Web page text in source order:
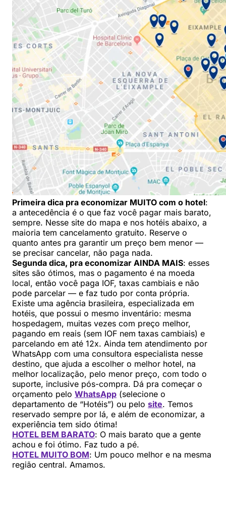
Primeira dica pra economizar MUITO com o hotel:
a antecedência é o que faz você pagar mais barato,
sempre. Nesse site do mapa e nos hotéis abaixo, a
maioria tem cancelamento gratuito. Reserve o
quanto antes pra garantir um preço bem menor —
se precisar cancelar, não paga nada.
Segunda dica, pra economizar AINDA MAIS: esses
sites são ótimos, mas o pagamento é na moeda
local, então você paga IOF, taxas cambiais e não
pode parcelar — e faz tudo por conta própria.
Existe uma agência brasileira, especializada em
hotéis, que possui o mesmo inventário: mesma
hospedagem, muitas vezes com preço melhor,
pagando em reais (sem IOF nem taxas cambiais) e
parcelando em até 12x. Ainda tem atendimento por
WhatsApp com uma consultora especialista nesse
destino, que ajuda a escolher o melhor hotel, na
melhor localização, pelo menor preço, com todo o
suporte, inclusive pós-compra. Dá pra começar o
orçamento pelo WhatsApp (selecione o
departamento de “Hotéis”) ou pelo site. Temos
reservado sempre por lá, e além de economizar, a
experiência tem sido ótima!
HOTEL BEM BARATO: O mais barato que a gente
achou e foi ótimo. Faz tudo a pé.
HOTEL MUITO BOM: Um pouco melhor e na mesma
região central. Amamos.